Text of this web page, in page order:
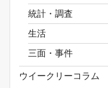
統計・調査
生活
三面・事件
ウイークリーコラム